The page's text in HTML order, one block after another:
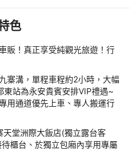
色
販！真正享受純觀光旅遊！行
寨溝，單程車程約2小時，大幅
站為永安貴賓安排VIP禮遇~
用通道優先上車、專人搬運行
堂洲際大飯店(獨立露台客
櫃台、於獨立包廂內享用專屬